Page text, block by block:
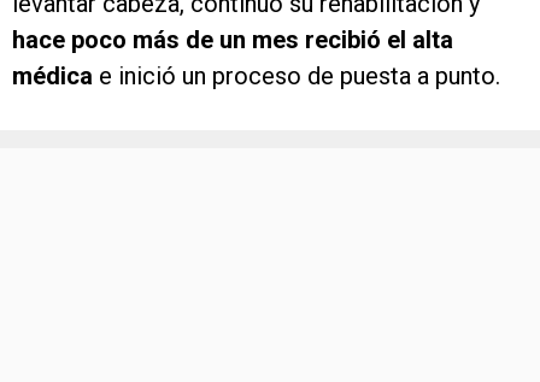
hace poco más de un mes recibió el alta
médica e inició un proceso de puesta a punto.